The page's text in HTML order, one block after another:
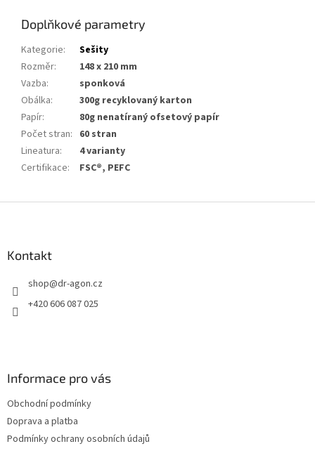
Doplňkové parametry
Kategorie:
Sešity
Rozměr:
148 x 210 mm
Vazba:
sponková
Obálka:
300g recyklovaný karton
Papír:
80g nenatíraný ofsetový papír
Počet stran: 60 stran
Lineatura:
4 varianty
Certifikace: FSC®, PEFC
Kontakt
shop@dr-agon.cz
+420 606 087 025
Informace pro vás
Obchodní podmínky
Doprava a platba
Podmínky ochrany osobních údajů